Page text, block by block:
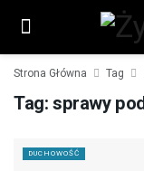
Strona Główna Tag
Tag:sprawy
DUCHOWOŚĆ